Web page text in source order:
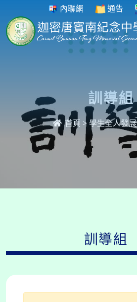
內聯網 通告
訓導組
首頁 >學生全人發展
訓導組